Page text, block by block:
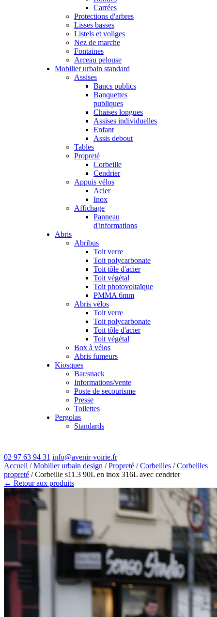
Carrées
Protections d'arbres
Lisses basses
Listels et voliges
Nez de marche
Fontaines
Arceau pelouse
Mobilier urbain standard
Assises
Bancs publics
Banquettes
publiques
Chaises longues
Assises individuelles
Enfant
Assis debout
Tables
Propreté
Corbeille
Cendrier
Appuis vélos
Acier
Inox
Affichage
Panneau
d'informations
Abris
Abribus
Toit verre
Toit polycarbonate
Toit tôle d'acier
Toit végétal
Toit photovoltaïque
PMMA 6mm
Abris vélos
Toit verre
Toit polycarbonate
Toit tôle d'acier
Toit végétal
Box à vélos
Abris fumeurs
Kiosques
Bar/snack
Informations/vente
Poste de secourisme
Presse
Toilettes
Pergolas
Standards
02 97 63 94 31 info@avenir-voirie.fr
Accueil /Mobilier urbain design /Propreté /Corbeilles /Corbeilles
propreté / Corbeille s11.3 90L en inox 316L avec cendrier
← Retour aux produits